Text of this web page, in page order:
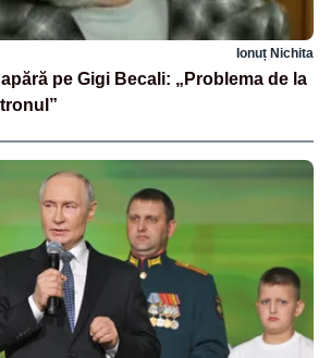
Ionuț Nichita
pe Gigi Becali: „Problema de la